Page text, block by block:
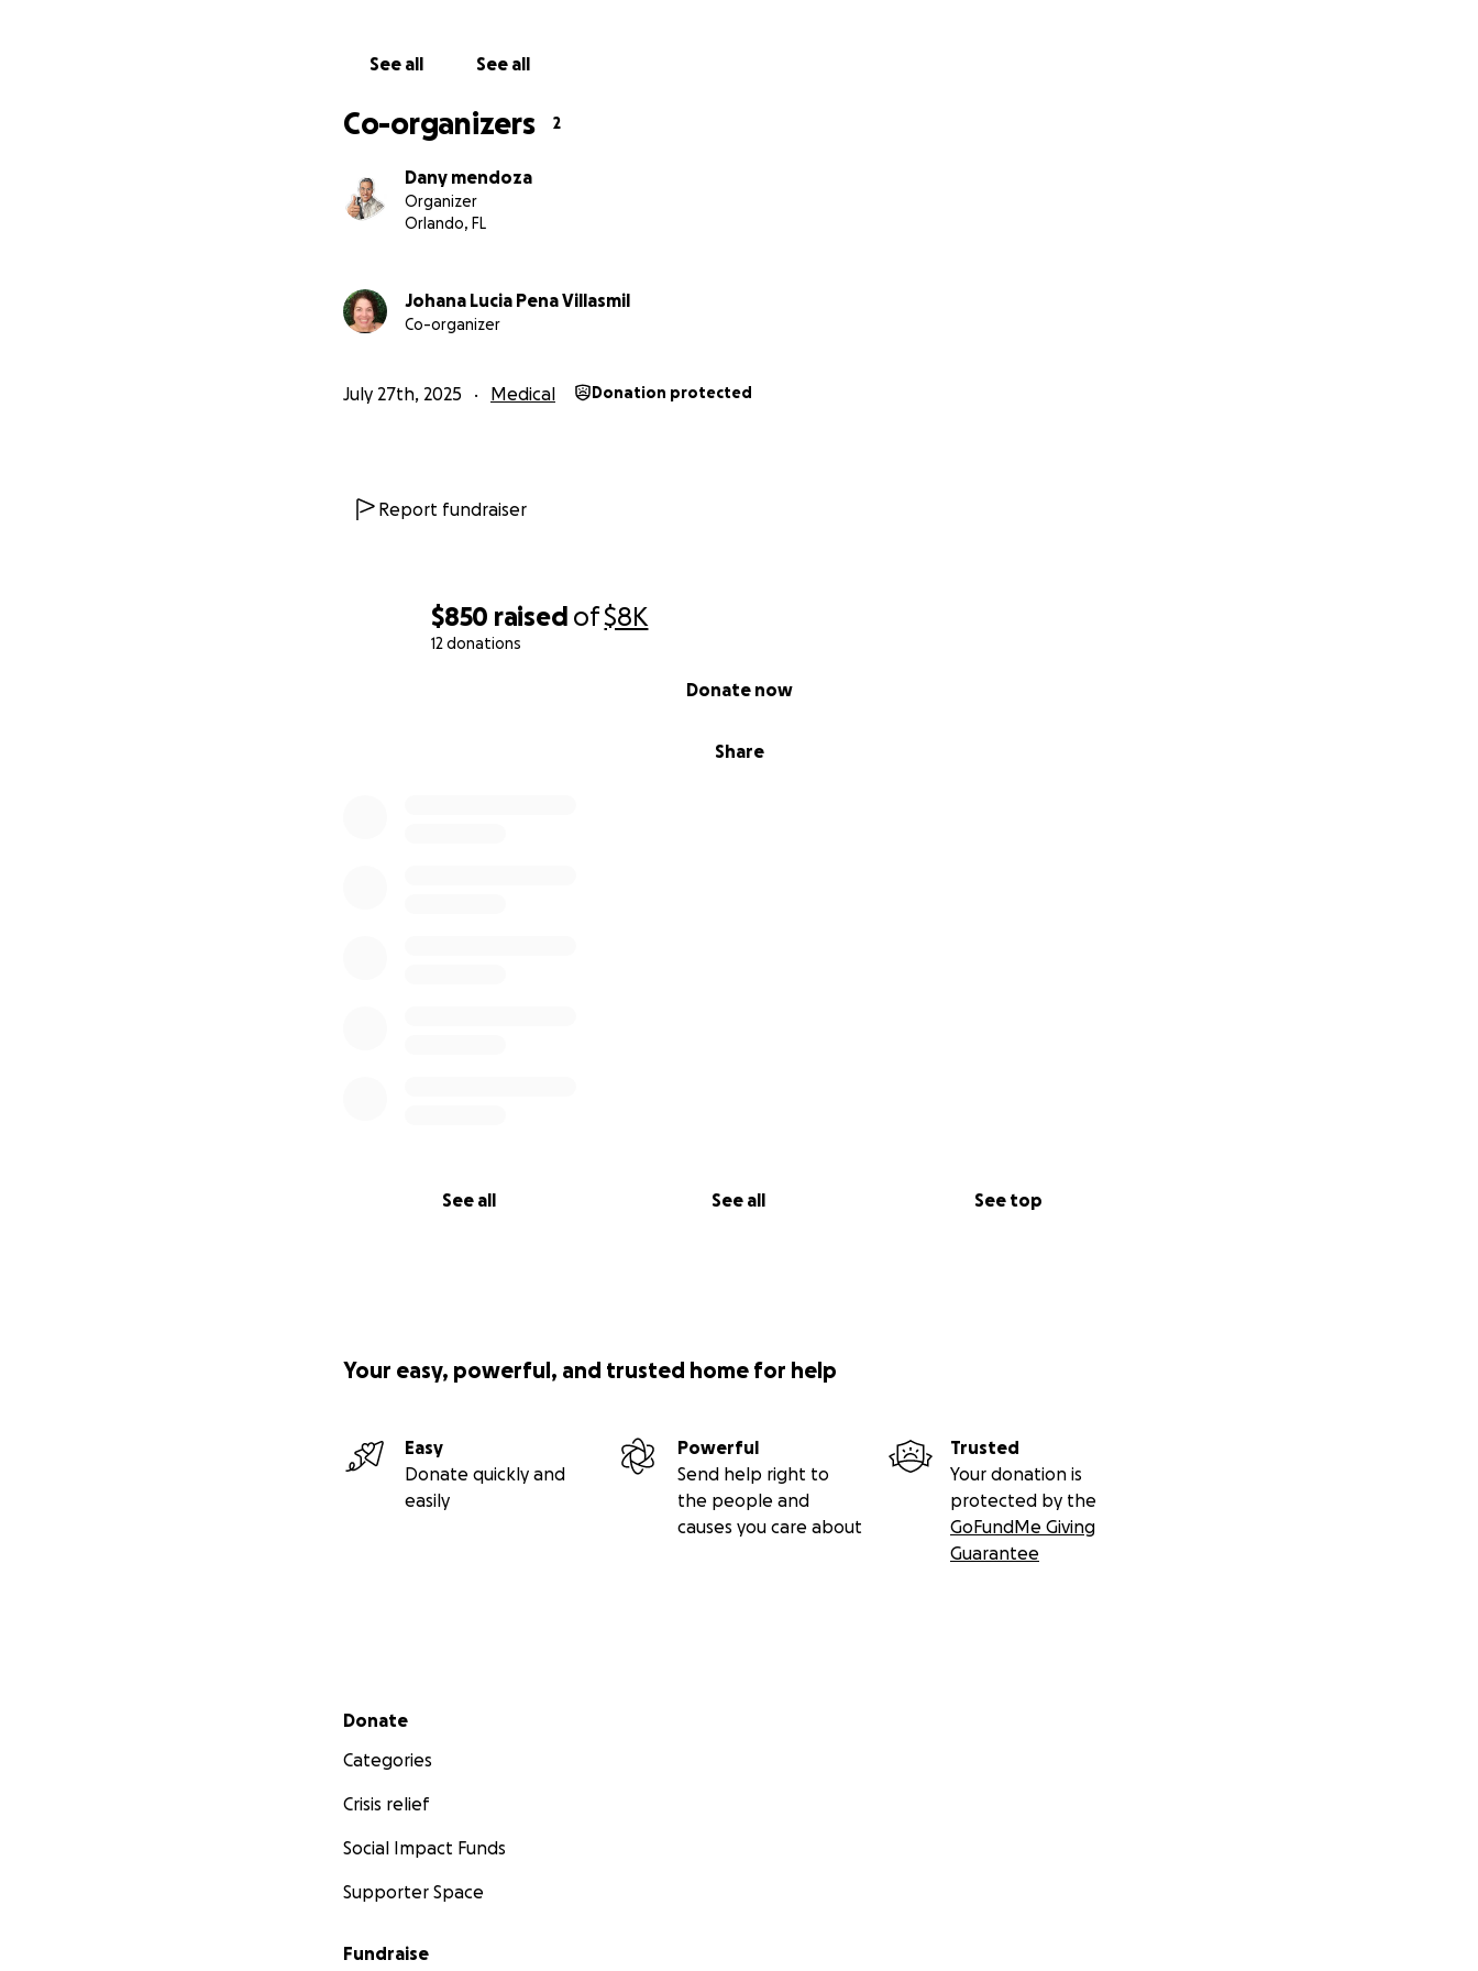
$850 raised of$8K
12 donations
Share
Donate now
See all See all See top
See all See all
Co-organizers 2
Dany mendoza
Organizer
Orlando, FL
Johana Lucia Pena Villasmil
Co-organizer
July 27th, 2025 Medical Donation protected
Report fundraiser
Your easy, powerful, and trusted home for help
Easy
Donate quickly and
easily
Powerful
Send help right to
the people and
causes you care about
Trusted
Your donation is
protected by the
GoFundMe Giving
Guarantee
Secondary menu
Donate
Categories
Crisis relief
Social Impact Funds
Supporter Space
Fundraise